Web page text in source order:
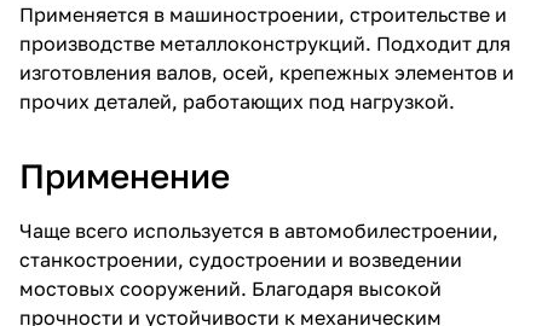
Применяется в машиностроении, строительстве и
производстве металлоконструкций. Подходит для
изготовления валов, осей, крепежных элементов и
прочих деталей, работающих под нагрузкой.
Применение
Чаще всего используется в автомобилестроении,
станкостроении, судостроении и возведении
мостовых сооружений. Благодаря высокой
прочности и устойчивости к механическим